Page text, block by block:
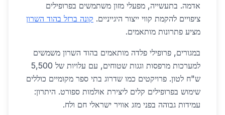
אדמה. בתעשייה, מפעלי מזון משתמשים בפרופילים
ציפויים להקמת קווי ייצור היגייניים. קונה ברזל בהוד השרון
מציע פתרונות מותאמים.
במגורים, פרופילי פלדה מותאמים בהוד השרון משמשים
למערכות מרפסות וגגות שטוחים, עם עלויות של 5,500
ש"ח לטון. פרויקטים כמו שדרוג בתי ספר מקומיים כוללים
שימוש בפרופילים קלים ליצירת אולמות ספורט. היתרון:
עמידות גבוהה בפני מזג אוויר ישראלי חם ולח.